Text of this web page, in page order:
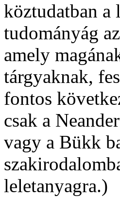
köztudatban a
tudományág
amely
tárgyaknak,
fontos
csak a
vagy a Bükk
leletanyagra.)